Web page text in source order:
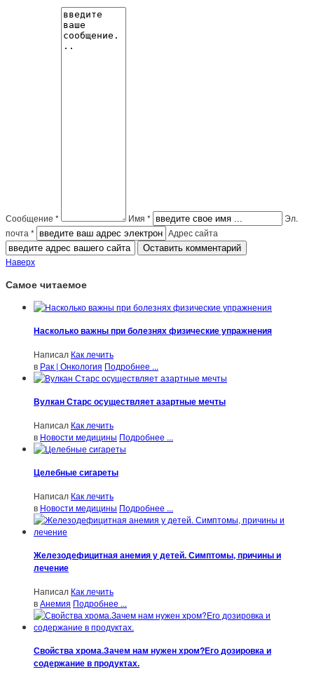
Сообщение * Имя *
Эл.
почта *
Адрес сайта
Наверх
Самое читаемое
Насколько важны при болезнях физические упражнения
Написал Как лечить
в Рак | Онкология Подробнее ...
Вулкан Старс осуществляет азартные мечты
Написал Как лечить
в Новости медицины Подробнее ...
Целебные сигареты
Написал Как лечить
в Новости медицины Подробнее ...
Железодефицитная анемия у детей. Симптомы, причины и
лечение
Написал Как лечить
вАнемия Подробнее ...
Свойства хрома.Зачем нам нужен хром?Его дозировка и
содержание в продуктах.